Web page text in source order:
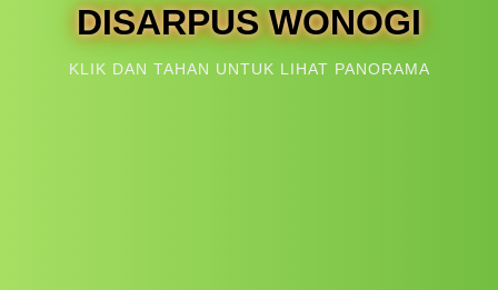
PAMERA
KLIK DAN TAHAN UNTUK LIHAT PANORAMA